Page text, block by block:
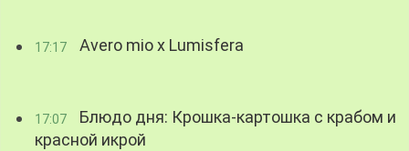
17:17 Avero mio x Lumisfera
17:07
Блюдо дня: Крошка-картошка с крабом и
красной икрой